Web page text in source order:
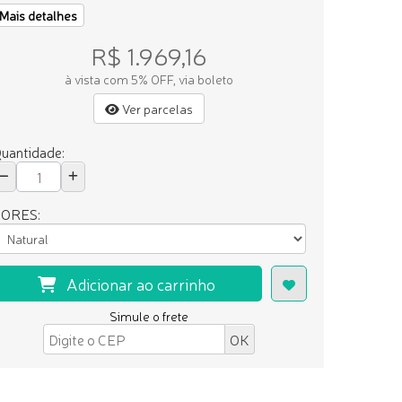
Mais detalhes
R$ 1.969,16
à vista com 5% OFF, via boleto
Ver parcelas
Adicionar ao carrinho
Simule o frete